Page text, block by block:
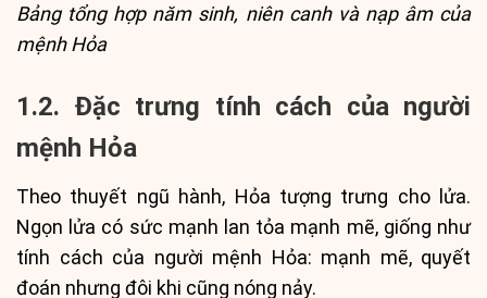
Bảng tổng hợp năm sinh, niên canh và nạp âm của
mệnh Hỏa
1.2. Đặc trưng tính cách của người
mệnh Hỏa
Theo thuyết ngũ hành, Hỏa tượng trưng cho lửa.
Ngọn lửa có sức mạnh lan tỏa mạnh mẽ, giống như
tính cách của người mệnh Hỏa: mạnh mẽ, quyết
đoán nhưng đôi khi cũng nóng nảy.